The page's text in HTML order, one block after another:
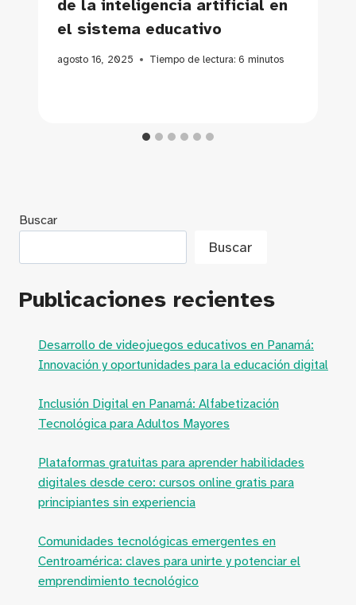
de la inteligencia artificial en
el sistema educativo
agosto 16, 2025 Tiempo de lectura: 6 minutos
Buscar
Buscar
Publicaciones recientes
Desarrollo de videojuegos educativos en Panamá:
Innovación y oportunidades para la educación digital
Inclusión Digital en Panamá: Alfabetización
Tecnológica para Adultos Mayores
Plataformas gratuitas para aprender habilidades
digitales desde cero: cursos online gratis para
principiantes sin experiencia
Comunidades tecnológicas emergentes en
Centroamérica: claves para unirte y potenciar el
emprendimiento tecnológico